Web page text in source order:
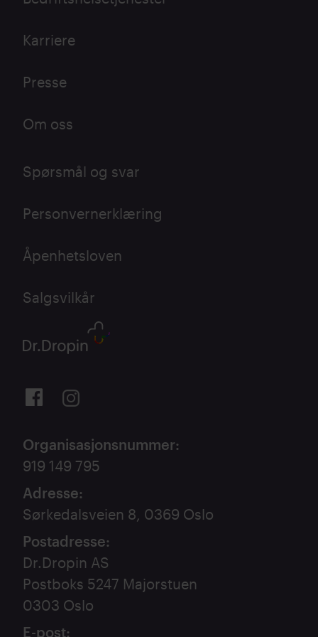
Karriere
Presse
Om oss
Spørsmål og svar
Personvernerklæring
Åpenhetsloven
Salgsvilkår
Organisasjonsnummer:
919 149 795
Adresse:
Sørkedalsveien 8, 0369 Oslo
Postadresse:
Dr.Dropin AS
Postboks 5247 Majorstuen
0303 Oslo
E-post: